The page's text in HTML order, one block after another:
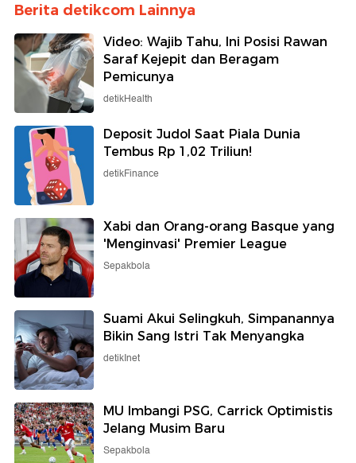
Berita detikcom Lainnya
Video: Wajib Tahu, Ini Posisi Rawan
Saraf Kejepit dan Beragam
Pemicunya
detikHealth
Deposit Judol Saat Piala Dunia
Tembus Rp 1,02 Triliun!
detikFinance
Xabi dan Orang-orang Basque yang
'Menginvasi' Premier League
Sepakbola
Suami Akui Selingkuh, Simpanannya
Bikin Sang Istri Tak Menyangka
detikInet
MU Imbangi PSG, Carrick Optimistis
Jelang Musim Baru
Sepakbola